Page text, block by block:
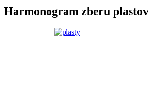
Harmonogram zberu